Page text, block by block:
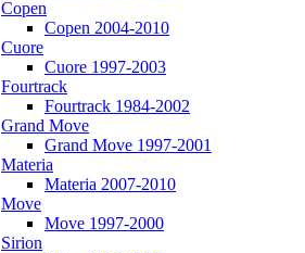
Copen
Copen 2004-2010
Cuore
Cuore 1997-2003
Fourtrack
Fourtrack 1984-2002
Grand Move
Grand Move 1997-2001
Materia
Materia 2007-2010
Move
Move 1997-2000
Sirion